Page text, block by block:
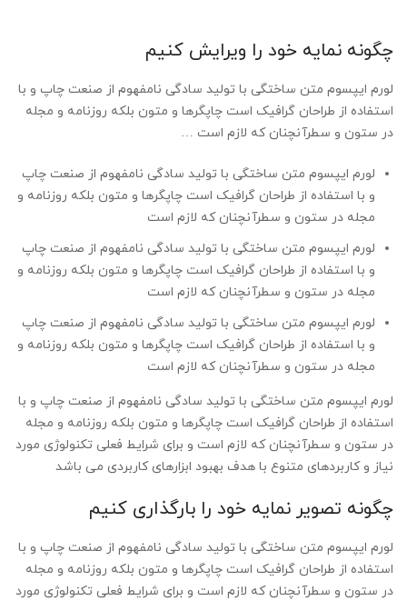
چگونه نمایه خود را ویرایش کنیم
لورم ایپسوم متن ساختگی با تولید سادگی نامفهوم از صنعت چاپ و با
استفاده از طراحان گرافیک است چاپگرها و متون بلکه روزنامه و مجله
در ستون و سطرآنچنان که لازم است …
لورم ایپسوم متن ساختگی با تولید سادگی نامفهوم از صنعت چاپ
و با استفاده از طراحان گرافیک است چاپگرها و متون بلکه روزنامه و
مجله در ستون و سطرآنچنان که لازم است
لورم ایپسوم متن ساختگی با تولید سادگی نامفهوم از صنعت چاپ
و با استفاده از طراحان گرافیک است چاپگرها و متون بلکه روزنامه و
مجله در ستون و سطرآنچنان که لازم است
لورم ایپسوم متن ساختگی با تولید سادگی نامفهوم از صنعت چاپ
و با استفاده از طراحان گرافیک است چاپگرها و متون بلکه روزنامه و
مجله در ستون و سطرآنچنان که لازم است
لورم ایپسوم متن ساختگی با تولید سادگی نامفهوم از صنعت چاپ و با
استفاده از طراحان گرافیک است چاپگرها و متون بلکه روزنامه و مجله
در ستون و سطرآنچنان که لازم است و برای شرایط فعلی تکنولوژی مورد
نیاز و کاربردهای متنوع با هدف بهبود ابزارهای کاربردی می باشد
چگونه تصویر نمایه خود را بارگذاری کنیم
لورم ایپسوم متن ساختگی با تولید سادگی نامفهوم از صنعت چاپ و با
استفاده از طراحان گرافیک است چاپگرها و متون بلکه روزنامه و مجله
در ستون و سطرآنچنان که لازم است و برای شرایط فعلی تکنولوژی مورد